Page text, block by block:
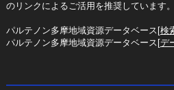
のリンクによるご活用を推奨しています。
パルテノン多摩地域資源データベース[検
パルテノン多摩地域資源データベース[デ